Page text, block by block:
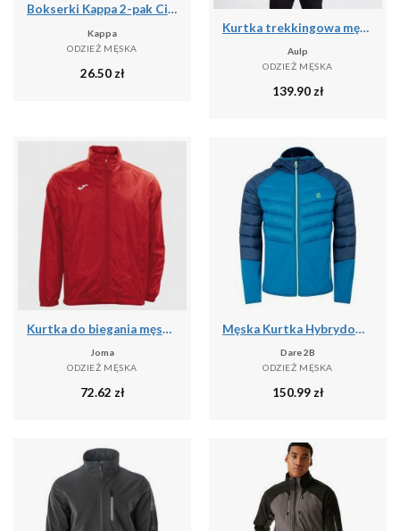
Bokserki Kappa 2-pak Ciemnoszary-Jasnoszary Ciemnoszary/szary St.
Kappa
ODZIEŻ MĘSKA
26.50 zł
Kurtka trekkingowa męska wodoodporna AULP DOLAN rozpinana z kapturem
Aulp
ODZIEŻ MĘSKA
139.90zł
Kurtka do biegania męska Joma Iris przeciwdeszczowa
Joma
ODZIEŻ MĘSKA
72.62 zł
Męska Kurtka Hybrydowa Torrek
Dare 2B
ODZIEŻ MĘSKA
150.99zł